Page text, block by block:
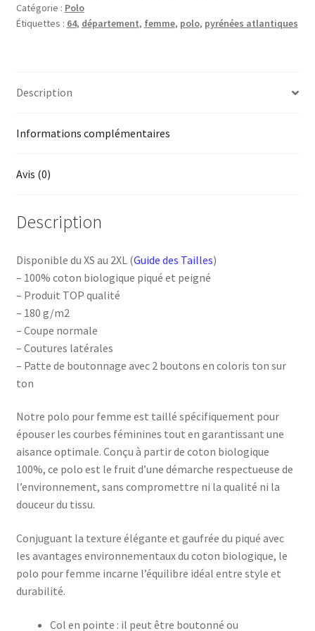
Pyrénées-
Atlantiques
Catégorie : Polo
Étiquettes : 64, département, femme, polo, pyrénées atlantiques
Description
Informations complémentaires
Avis (0)
Description
Disponible du XS au 2XL (Guide des Tailles)
– 100% coton biologique piqué et peigné
– Produit TOP qualité
– 180 g/m2
– Coupe normale
– Coutures latérales
– Patte de boutonnage avec 2 boutons en coloris ton sur
ton
Notre polo pour femme est taillé spécifiquement pour
épouser les courbes féminines tout en garantissant une
aisance optimale. Conçu à partir de coton biologique
100%, ce polo est le fruit d’une démarche respectueuse de
l’environnement, sans compromettre ni la qualité ni la
douceur du tissu.
Conjuguant la texture élégante et gaufrée du piqué avec
les avantages environnementaux du coton biologique, le
polo pour femme incarne l’équilibre idéal entre style et
durabilité.
Col en pointe : il peut être boutonné ou